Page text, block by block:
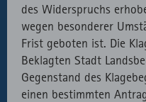
des Widerspruchs
wegen besonderer
Frist geboten ist. Die
Beklagten Stadt
Gegenstand des
einen bestimmten